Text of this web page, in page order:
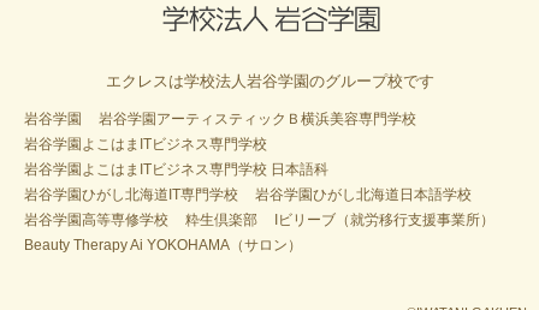
エクレスは学校法人岩谷学園のグループ校です
岩谷学園
岩谷学園アーティスティックＢ横浜美容専門学校
岩谷学園よこはまITビジネス専門学校
岩谷学園よこはまITビジネス専門学校 日本語科
岩谷学園ひがし北海道IT専門学校
岩谷学園ひがし北海道日本語学校
岩谷学園高等専修学校
粋生倶楽部
Iビリーブ（就労移行支援事業所）
Beauty Therapy Ai YOKOHAMA（サロン）